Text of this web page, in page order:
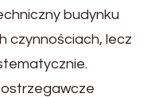
budynku
czynnościach, lecz
ostrzegawcze